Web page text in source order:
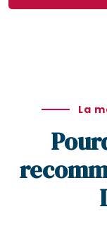
La